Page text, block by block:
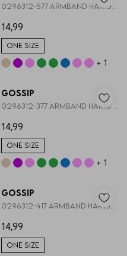
14,99
+ 1
ONE SIZE
1/2
Nieuw
Gossip
14,99
+ 1
ONE SIZE
1/2
Nieuw
Gossip
14,99
ONE SIZE